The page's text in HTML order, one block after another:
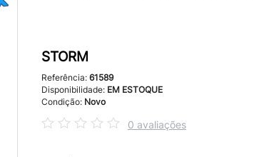
STORM
Referência: 61589
Disponibilidade: EM ESTOQUE
Condição: Novo
0 avaliações